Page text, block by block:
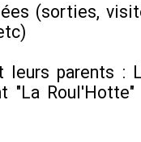
(sorties,
parents :
"La